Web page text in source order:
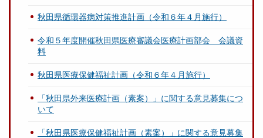
秋田県循環器病対策推進計画（令和６年４月施行）
令和５年度開催秋田県医療審議会医療計画部会 会議資
料
秋田県医療保健福祉計画（令和６年４月施行）
「秋田県外来医療計画（素案）」に関する意見募集につ
いて
「秋田県医療保健福祉計画（素案）」に関する意見募集